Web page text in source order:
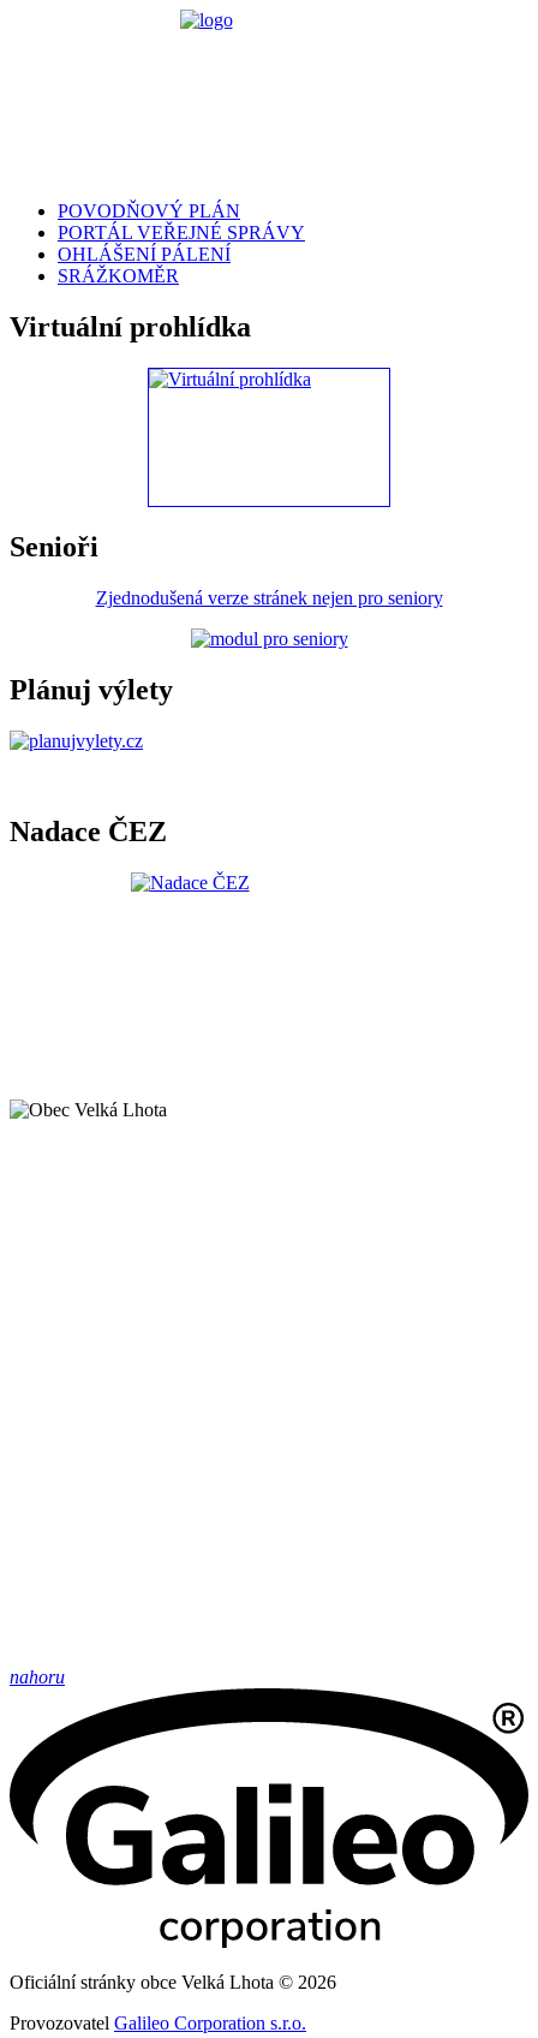
POVODŇOVÝ PLÁN
PORTÁL VEŘEJNÉ SPRÁVY
OHLÁŠENÍ PÁLENÍ
SRÁŽKOMĚR
Virtuální prohlídka
Senioři
Zjednodušená verze stránek nejen pro seniory
Plánuj výlety
Nadace ČEZ
nahoru
Oficiální stránky obce Velká Lhota © 2026
Provozovatel Galileo Corporation s.r.o.